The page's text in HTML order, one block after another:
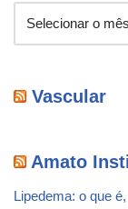
Vascular
Amato
Lipedema: o que